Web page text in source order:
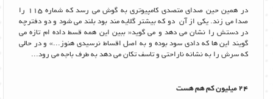
در همین حین صدای متصدی کامپیوتری به گوش می رسد که شماره 115 را
صدا می زند. یکی از آن دو که بیشتر گلایه مند بود بلند می شود و دو دفترچه
در دستش را نشان می دهد و می گوید« ببین این همه قسط داده ام تازه می
گویند این ها که دادی سود بوده و به اصل اقساط نرسیدی هنوز...» و در حالی
که سرش را به نشانه ناراحتی و تاسف تکان می دهد به طرف باجه می رود...
24 میلیون کم هم هست